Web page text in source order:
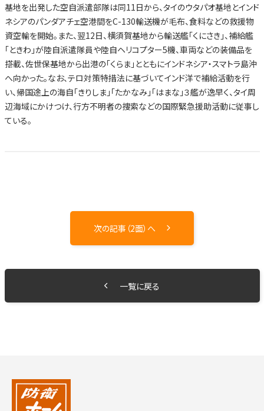
基地を出発した空自派遣部隊は同11日から、タイのウタパオ基地とインド
ネシアのパンダアチェ空港間をC-130輸送機が毛布、食料などの救援物
資空輸を開始。また、翌12日、横須賀基地から輸送艦「くにさき」、補給艦
「ときわ」が陸自派遣隊員や陸自ヘリコプター5機、車両などの装備品を
搭載、佐世保基地から出港の「くらま」とともにインドネシア・スマトラ島沖
へ向かった。なお、テロ対策特措法に基づいてインド洋で補給活動を行
い、帰国途上の海自「きりしま」「たかなみ」「はまな」３艦が逸早く、タイ周
辺海域にかけつけ、行方不明者の捜索などの国際緊急援助活動に従事し
ている。
次の記事（2面）へ
一覧に戻る